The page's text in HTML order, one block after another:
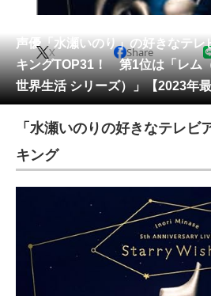
リサー
会員記事
メディア
注目記事を集めた総合ページ
進化するPCとデバイスの未来
好きが集まる 比べて選べる
ビジネスと働き方のヒント
声優「水瀬いのり」の好きなテレ
キングTOP31！ 第1位は「レム
世界生活 シリーズ）」【2023年
X Share
「水瀬いのりの好きなテレビ
キング